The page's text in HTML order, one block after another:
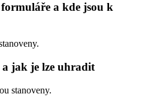
a kde jsou k
jak je lze uhradit
stanoveny.